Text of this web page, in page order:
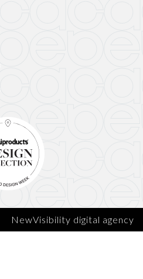
NewVisibility digital agency